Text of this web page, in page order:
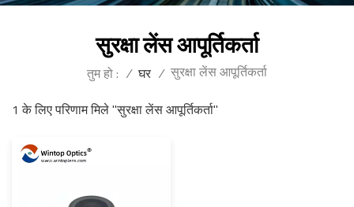
सुरक्षा लेंस आपूर्तिकर्ता
तुम हो : / घर / सुरक्षा लेंस आपूर्तिकर्ता
1 के लिए परिणाम मिले "सुरक्षा लेंस आपूर्तिकर्ता"